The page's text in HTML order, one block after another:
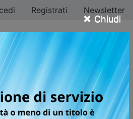
× Chiudi
Registrati Newsletter